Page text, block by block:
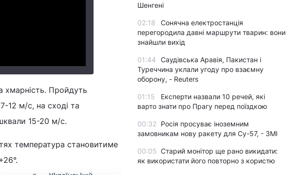
хмарність. Пройдуть
12 м/с, на сході та
15-20 м/с.
температура становитиме
Шенгені
02:18
Сонячна електростанція
перегородила давні маршрути тварин: вони
знайшли вихід
01:44
Саудівська Аравія, Пакистан і
Туреччина уклали угоду про взаємну
оборону, - Reuters
01:15
Експерти назвали 10 речей, які
варто знати про Прагу перед поїздкою
00:32
Росія просуває іноземним
замовникам нову ракету для Су-57, - ЗМІ
00:05 Старий монітор ще рано викидати:
як використати його повторно з користю